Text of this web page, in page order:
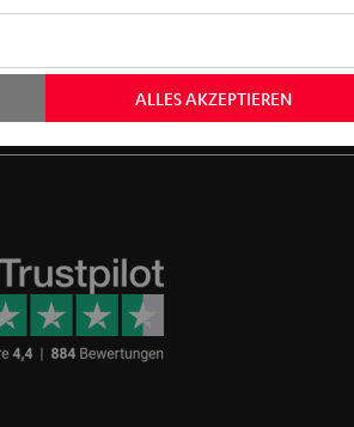
ALLES AKZEPTIEREN